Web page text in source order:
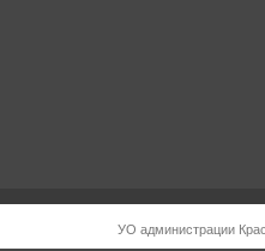
УО администрации